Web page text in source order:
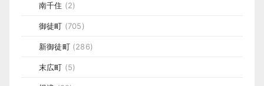
南千住 (2)
御徒町 (705)
新御徒町(286)
末広町 (5)